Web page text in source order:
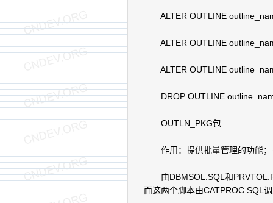
ALTER OUTLINE
ALTER OUTLINE
ALTER OUTLINE
DROP OUTLINE
OUTLN_PKG包
作用：提供批量管理的功能；
由DBMSOL.SQL和
而这两个脚本由CATPROC.SQL